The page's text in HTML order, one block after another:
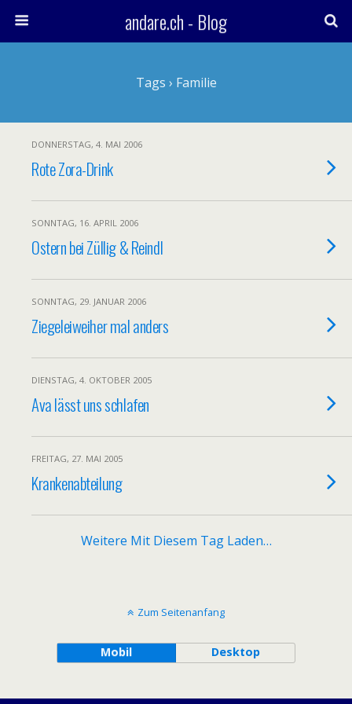
andare.ch - Blog
Tags › Familie
DONNERSTAG, 4. MAI 2006
Rote Zora-Drink
SONNTAG, 16. APRIL 2006
Ostern bei Züllig & Reindl
SONNTAG, 29. JANUAR 2006
Ziegeleiweiher mal anders
DIENSTAG, 4. OKTOBER 2005
Ava lässt uns schlafen
FREITAG, 27. MAI 2005
Krankenabteilung
Weitere Mit Diesem Tag Laden…
Zum Seitenanfang
Mobil Desktop